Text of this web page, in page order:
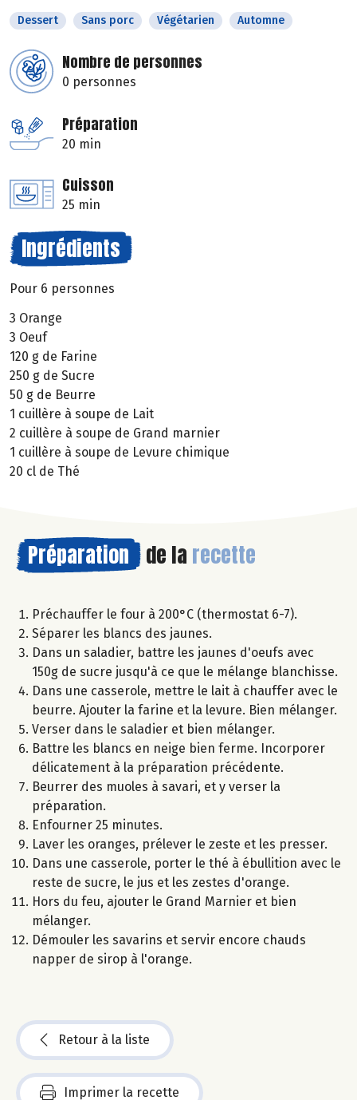
Dessert Sans porc Végétarien Automne
Nombre de personnes
0 personnes
Préparation
20 min
Cuisson
25 min
Ingrédients
Pour 6 personnes
3 Orange
3 Oeuf
120 g de Farine
250 g de Sucre
50 g de Beurre
1 cuillère à soupe de Lait
2 cuillère à soupe de Grand marnier
1 cuillère à soupe de Levure chimique
20 cl de Thé
Préparation de la recette
Préchauffer le four à 200°C (thermostat 6-7).
Séparer les blancs des jaunes.
Dans un saladier, battre les jaunes d'oeufs avec
150g de sucre jusqu'à ce que le mélange blanchisse.
Dans une casserole, mettre le lait à chauffer avec le
beurre. Ajouter la farine et la levure. Bien mélanger.
Verser dans le saladier et bien mélanger.
Battre les blancs en neige bien ferme. Incorporer
délicatement à la préparation précédente.
Beurrer des muoles à savari, et y verser la
préparation.
Enfourner 25 minutes.
Laver les oranges, prélever le zeste et les presser.
Dans une casserole, porter le thé à ébullition avec le
reste de sucre, le jus et les zestes d'orange.
Hors du feu, ajouter le Grand Marnier et bien
mélanger.
Démouler les savarins et servir encore chauds
napper de sirop à l'orange.
Retour à la liste
Imprimer la recette